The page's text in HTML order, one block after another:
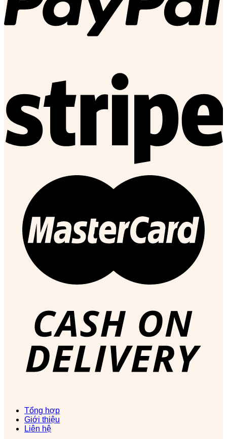
Tổng hợp
Giới thiệu
Liên hệ